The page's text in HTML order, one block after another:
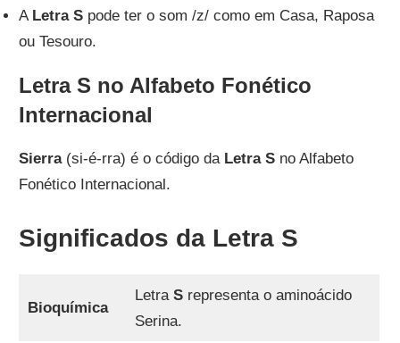
A Letra S pode ter o som /z/ como em Casa, Raposa
ou Tesouro.
Letra S no Alfabeto Fonético
Internacional
Sierra(si-é-rra) é o código da Letra S no Alfabeto
Fonético Internacional.
Significados da Letra S
Bioquímica
Letra Srepresenta o aminoácido
Serina.